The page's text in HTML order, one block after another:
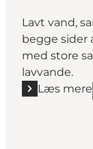
Lavt vand,
begge sider
med store
lavvande.
Læs mere
Læs mere